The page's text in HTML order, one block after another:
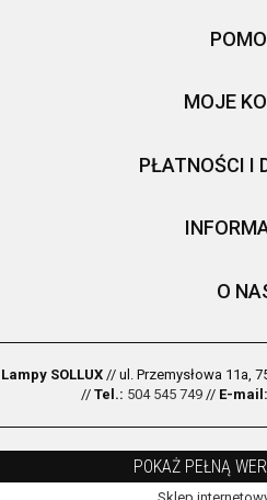
MOJE
PŁATNOŚCI I
O
Lampy SOLLUX// ul. Przemysłowa 11a,
// Tel.: 504 545 749// E-mail:
POKAŻ PEŁNĄ